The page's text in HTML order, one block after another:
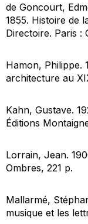
de Goncourt,
1855. Histoire de
Directoire. Paris :
Hamon, Philippe.
architecture au
Kahn, Gustave.
Éditions
Lorrain, Jean.
Ombres, 221 p.
Mallarmé,
musique et les